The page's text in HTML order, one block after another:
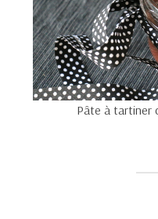
Pâte à tartiner